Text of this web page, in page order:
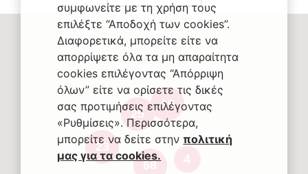
23
25
68
10
4
συμφωνείτε με τη χρήση τους
επιλέξτε “Αποδοχή των cookies”.
Διαφορετικά, μπορείτε είτε να
απορρίψετε όλα τα μη απαραίτητα
cookies επιλέγοντας “Απόρριψη
όλων” είτε να ορίσετε τις δικές
σας προτιμήσεις επιλέγοντας
«Ρυθμίσεις». Περισσότερα,
μπορείτε να δείτε στην πολιτική
μας για τα cookies.